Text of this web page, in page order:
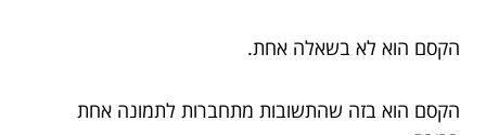
הקסם הוא לא בשאלה אחת.
הקסם הוא בזה שהתשובות מתחברות לתמונה אחת